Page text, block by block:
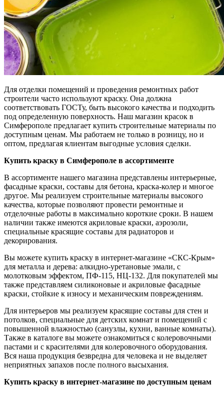
Для отделки помещений и проведения ремонтных работ
строители часто используют краску. Она должна
соответствовать ГОСТу, быть высокого качества и подходить
под определенную поверхность. Наш магазин красок в
Симферополе предлагает купить строительные материалы по
доступным ценам. Мы работаем не только в розницу, но и
оптом, предлагая клиентам выгодные условия сделки.
Купить краску в Симферополе в ассортименте
В ассортименте нашего магазина представлены интерьерные,
фасадные краски, составы для бетона, краска-колер и многое
другое. Мы реализуем строительные материалы высокого
качества, которые позволяют провести ремонтные и
отделочные работы в максимально короткие сроки. В нашем
наличии также имеются акриловые краски, аэрозоли,
специальные красящие составы для радиаторов и
декорирования.
Вы можете купить краску в интернет-магазине «СКС-Крым»
для металла и дерева: алкидно-уретановые эмали, с
молотковым эффектом, ПФ-115, НЦ-132. Для покупателей мы
также представляем силиконовые и акриловые фасадные
краски, стойкие к износу и механическим повреждениям.
Для интерьеров мы реализуем красящие составы для стен и
потолков, специальные для детских комнат и помещений с
повышенной влажностью (санузлы, кухни, ванные комнаты).
Также в каталоге вы можете ознакомиться с колеровочными
пастами и с красителями для колеровочного оборудования.
Вся наша продукция безвредна для человека и не выделяет
неприятных запахов после полного высыхания.
Купить краску в интернет-магазине по доступным ценам